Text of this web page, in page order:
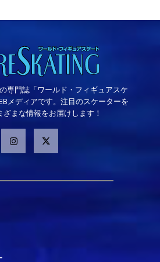
専門誌「ワールド・フィギュアスケ
メディアです。注目のスケーターを
ざまな情報をお届けします！